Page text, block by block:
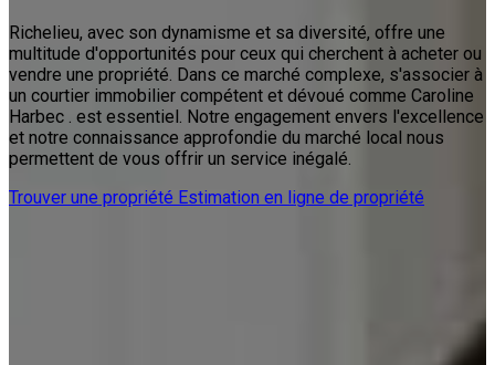
Richelieu, avec son dynamisme et sa diversité, offre une
multitude d'opportunités pour ceux qui cherchent à acheter ou
vendre une propriété. Dans ce marché complexe, s'associer à
un courtier immobilier compétent et dévoué comme Caroline
Harbec . est essentiel. Notre engagement envers l'excellence
et notre connaissance approfondie du marché local nous
permettent de vous offrir un service inégalé.
Trouver une propriété Estimation en ligne de propriété